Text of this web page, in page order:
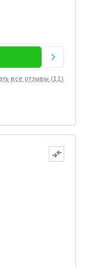
все отзывы (11)